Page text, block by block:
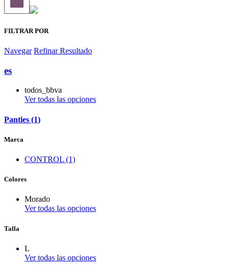
FILTRAR POR
Navegar Refinar Resultado
es
todos_bbva
Ver todas las opciones
Panties (1)
Marca
CONTROL (1)
Colores
Morado
Ver todas las opciones
Talla
L
Ver todas las opciones